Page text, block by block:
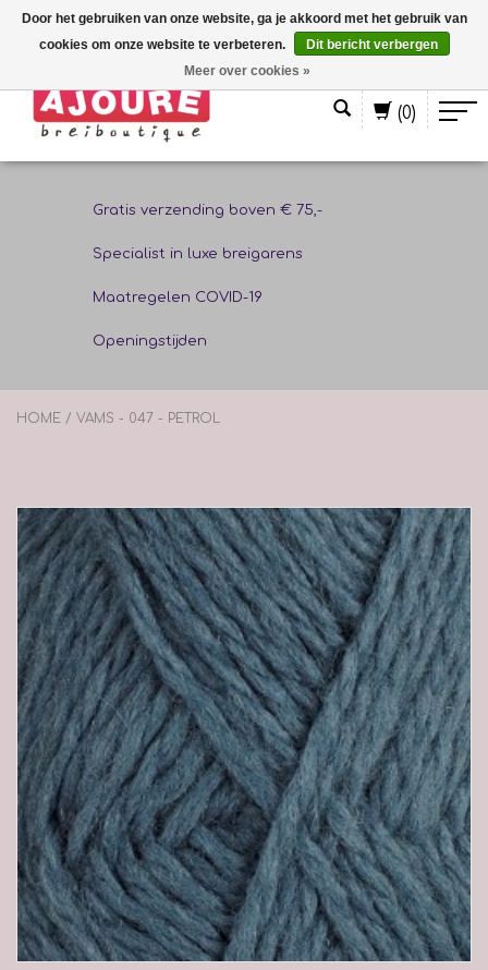
(0)
Gratis verzending boven € 75,-
Specialist in luxe breigarens
Maatregelen COVID-19
Openingstijden
HOME / VAMS - 047 - PETROL
Door het gebruiken van onze website, ga je akkoord met het gebruik van
cookies om onze website te verbeteren.
Dit bericht verbergen
Meer over cookies »